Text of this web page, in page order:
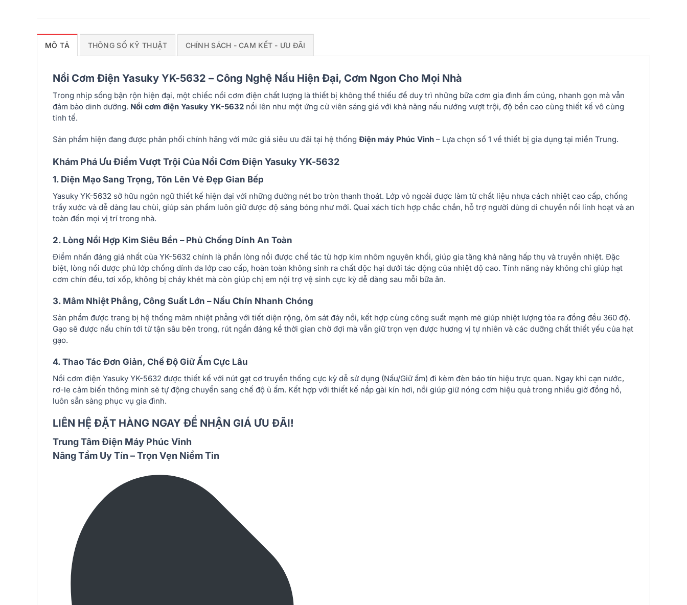
MÔ TẢ THÔNG SỐ KỸ THUẬT CHÍNH SÁCH - CAM KẾT - ƯU ĐÃI
Nồi Cơm Điện Yasuky YK-5632 – Công Nghệ Nấu Hiện Đại, Cơm Ngon Cho Mọi Nhà
Trong nhịp sống bận rộn hiện đại, một chiếc nồi cơm điện chất lượng là thiết bị không thể thiếu để duy trì những bữa cơm gia đình ấm cúng, nhanh gọn mà vẫn
đảm bảo dinh dưỡng. Nồi cơm điện Yasuky YK-5632 nổi lên như một ứng cử viên sáng giá với khả năng nấu nướng vượt trội, độ bền cao cùng thiết kế vô cùng
tinh tế.
Sản phẩm hiện đang được phân phối chính hãng với mức giá siêu ưu đãi tại hệ thống Điện máy Phúc Vinh – Lựa chọn số 1 về thiết bị gia dụng tại miền Trung.
Khám Phá Ưu Điểm Vượt Trội Của Nồi Cơm Điện Yasuky YK-5632
1. Diện Mạo Sang Trọng, Tôn Lên Vẻ Đẹp Gian Bếp
Yasuky YK-5632 sở hữu ngôn ngữ thiết kế hiện đại với những đường nét bo tròn thanh thoát. Lớp vỏ ngoài được làm từ chất liệu nhựa cách nhiệt cao cấp, chống
trầy xước và dễ dàng lau chùi, giúp sản phẩm luôn giữ được độ sáng bóng như mới. Quai xách tích hợp chắc chắn, hỗ trợ người dùng di chuyển nồi linh hoạt và an
toàn đến mọi vị trí trong nhà.
2. Lòng Nồi Hợp Kim Siêu Bền – Phủ Chống Dính An Toàn
Điểm nhấn đáng giá nhất của YK-5632 chính là phần lòng nồi được chế tác từ hợp kim nhôm nguyên khối, giúp gia tăng khả năng hấp thụ và truyền nhiệt. Đặc
biệt, lòng nồi được phủ lớp chống dính đa lớp cao cấp, hoàn toàn không sinh ra chất độc hại dưới tác động của nhiệt độ cao. Tính năng này không chỉ giúp hạt
cơm chín đều, tơi xốp, không bị cháy khét mà còn giúp chị em nội trợ vệ sinh cực kỳ dễ dàng sau mỗi bữa ăn.
3. Mâm Nhiệt Phẳng, Công Suất Lớn – Nấu Chín Nhanh Chóng
Sản phẩm được trang bị hệ thống mâm nhiệt phẳng với tiết diện rộng, ôm sát đáy nồi, kết hợp cùng công suất mạnh mẽ giúp nhiệt lượng tỏa ra đồng đều 360 độ.
Gạo sẽ được nấu chín tới từ tận sâu bên trong, rút ngắn đáng kể thời gian chờ đợi mà vẫn giữ trọn vẹn được hương vị tự nhiên và các dưỡng chất thiết yếu của hạt
gạo.
4. Thao Tác Đơn Giản, Chế Độ Giữ Ấm Cực Lâu
Nồi cơm điện Yasuky YK-5632 được thiết kế với nút gạt cơ truyền thống cực kỳ dễ sử dụng (Nấu/Giữ ấm) đi kèm đèn báo tín hiệu trực quan. Ngay khi cạn nước,
rơ-le cảm biến thông minh sẽ tự động chuyển sang chế độ ủ ấm. Kết hợp với thiết kế nắp gài kín hơi, nồi giúp giữ nóng cơm hiệu quả trong nhiều giờ đồng hồ,
luôn sẵn sàng phục vụ gia đình.
LIÊN HỆ ĐẶT HÀNG NGAY ĐỂ NHẬN GIÁ ƯU ĐÃI!
Trung Tâm Điện Máy Phúc Vinh
Nâng Tầm Uy Tín – Trọn Vẹn Niềm Tin